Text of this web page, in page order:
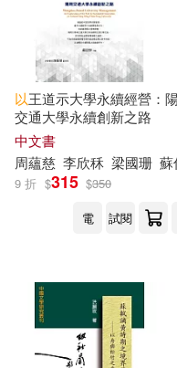
白坂有以(20)
minato
Yanatomi(18)
上杉響士郎(18)
周夢（主編）(18)
新竹市政府文化局
吉林美術出版社
聯經出版公司(99)
說頻文化(99)
中國紡織出版社(98)
西南財經大學出版
台灣東販(95)
以王道示大學永續經營：
交通大學永續創新之路
中文書
周蘊慈 李欣秝 梁國珊 蘇
9 折 $315 $350
電
試閱